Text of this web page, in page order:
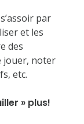
par
et les
des
jouer, noter
etc.
» plus!